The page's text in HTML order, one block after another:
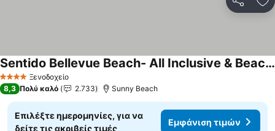
4 ΑστέριαΞενοδοχείο
Sentido Bellevue Beach- All Inclusive & Beach Access
8,3 Πολύ καλό 2.733 Sunny Beach
Επιλέξτε ημερομηνίες, για να
δείτε τις ακριβείς τιμές
Εμφάνιση τιμών